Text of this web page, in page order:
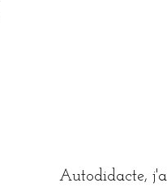
Autodidacte,